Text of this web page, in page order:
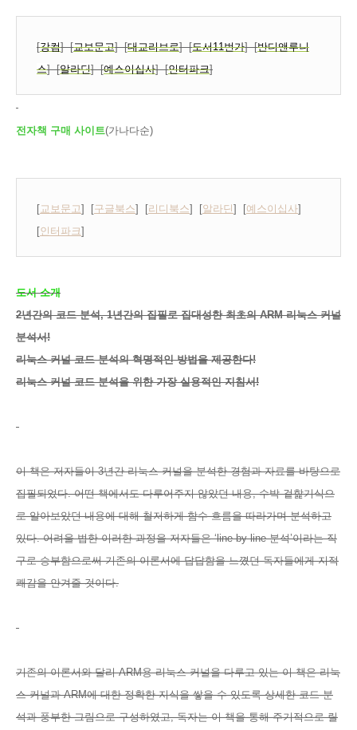
[강컴][교보문고][대교리브로][도서11번가][반디앤루니
스][알라딘][예스이십사][인터파크]
전자책 구매 사이트(가나다순)
[교보문고] [구글북스] [리디북스] [알라딘] [예스이십사]
[인터파크]
도서 소개
2년간의 코드 분석, 1년간의 집필로 집대성한 최초의 ARM 리눅스 커널
분석서!
리눅스 커널 코드 분석의 혁명적인 방법을 제공한다!
리눅스 커널 코드 분석을 위한 가장 실용적인 지침서!
이 책은 저자들이 3년간 리눅스 커널을 분석한 경험과 자료를 바탕으로
집필되었다. 어떤 책에서도 다루어주지 않았던 내용, 수박 겉핥기식으
로 알아보았던 내용에 대해 철저하게 함수 흐름을 따라가며 분석하고
있다. 어려울 법한 이러한 과정을 저자들은 ‘line by line 분석’이라는 직
구로 승부함으로써 기존의 이론서에 답답함을 느꼈던 독자들에게 지적
쾌감을 안겨줄 것이다.
기존의 이론서와 달리 ARM용 리눅스 커널을 다루고 있는 이 책은 리눅
스 커널과 ARM에 대한 정확한 지식을 쌓을 수 있도록 상세한 코드 분
석과 풍부한 그림으로 구성하였고, 독자는 이 책을 통해 주기적으로 릴